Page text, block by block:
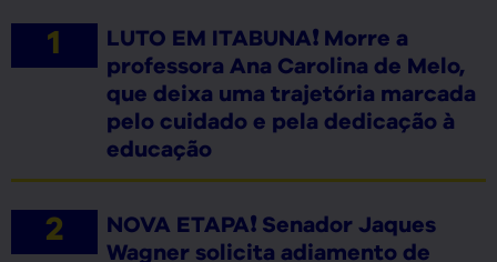
LUTO EM ITABUNA❗ Morre a
professora Ana Carolina de Melo,
que deixa uma trajetória marcada
pelo cuidado e pela dedicação à
educação
NOVA ETAPA❗ Senador Jaques
Wagner solicita adiamento de